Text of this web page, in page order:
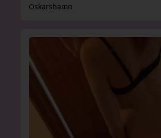
Oskarshamn